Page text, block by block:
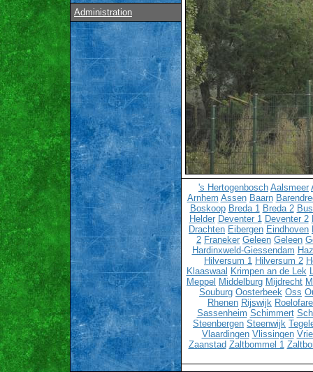
Administration
's Hertogenbosch Aalsmeer
Arnhem Assen Baarn
Boskoop Breda 1 Breda 2
Helder Deventer 1 Deventer 2
Drachten Eibergen Eindhoven
2 Franeker Geleen Geleen
Hardinxweld-Giessendam
Hilversum 1 Hilversum 2
Klaaswaal Krimpen an de Lek
Meppel Middelburg Mijdrecht
Souburg Oosterbeek Oss
Rhenen Rijswijk
Sassenheim Schimmert
Steenbergen Steenwijk
Vlaardingen Vlissingen
Zaanstad Zaltbommel 1